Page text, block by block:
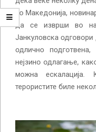
во Македонија,
да се изврши во
Јанкуловска одговори
одлично
нејзино одлагање,
можна
терористите биле